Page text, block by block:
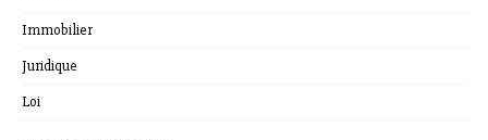
Immobilier
Juridique
Loi